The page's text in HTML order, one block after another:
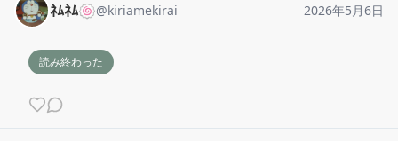
ﾈﾑﾈﾑ🍥@kiriamekirai 2026年5月6日
読み終わった